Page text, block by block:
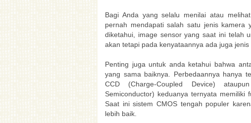
Bagi Anda yang selalu menilai atau
pernah mendapati salah satu jenis kamera
diketahui, image sensor yang saat ini telah
akan tetapi pada kenyataannya ada juga
Penting juga untuk anda ketahui bahwa
yang sama baiknya. Perbedaannya hanya
CCD (Charge-Coupled Device)
Semiconductor) keduanya ternyata memiliki
Saat ini sistem CMOS tengah populer
lebih baik.